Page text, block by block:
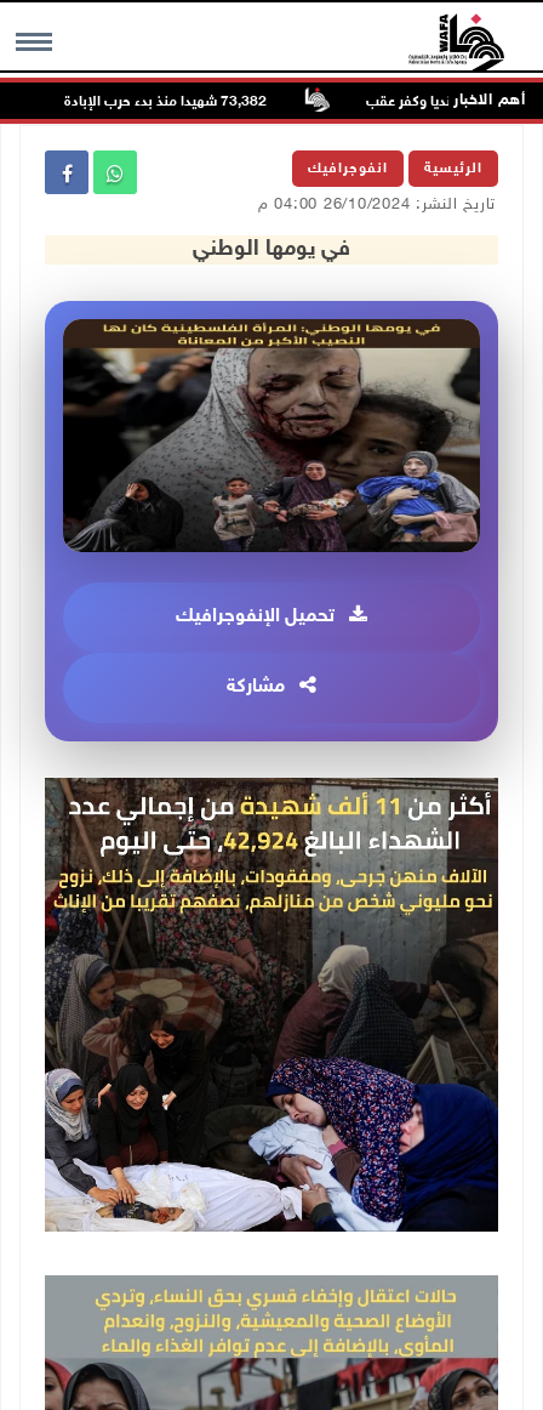
MENU أهم الاخبار 73,382 شهيدا منذ بدء حرب الإبادة على قطاع غزة
الرئيسية انفوجرافيك
تاريخ النشر: 26/10/2024 04:00 م
في يومها الوطني
تحميل الإنفوجرافيك
مشاركة